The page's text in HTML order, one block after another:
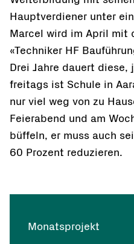
Hauptverdiener unter
Marcel wird im April mit
«Techniker HF
Drei Jahre dauert diese,
freitags ist Schule in
nur viel weg von zu
Feierabend und am
büffeln, er muss auch
60 Prozent reduzieren.
Monatsprojekt